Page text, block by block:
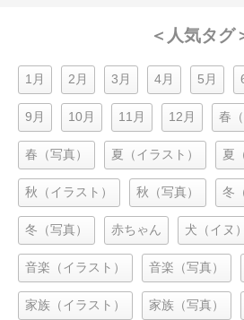
＜人気タグ
1月 2月 3月 4月 5月
9月 10月 11月 12月 春
春（写真） 夏（イラスト） 夏
秋（イラスト） 秋（写真） 冬
冬（写真） 赤ちゃん 犬（イヌ）
音楽（イラスト） 音楽（写真）
家族（イラスト） 家族（写真）